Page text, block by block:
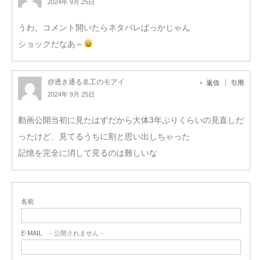
2024年 9月 25日
うわ、コメント開いたらネタバレばっかじゃん
ショックだなあ～
@透き通る名工のモアイ
2024年 9月 25日
返信 引用
動画公開当初に見たはずだから大体3年ぶりくらいの見直しだ
ったけど、見てるうちに割と思い出しちゃった
記憶を完全に消して見るのは難しいな
名前
E-MAIL - 公開されません -